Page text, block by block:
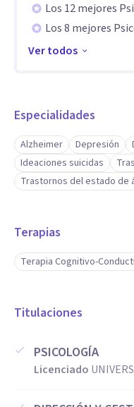
psicología evolutiva.
Y todavía sigo
diferentes enfoques
Como actitudes
activa posero una alta
verdadera pasión por la
más de 20 años de
Los 12 mejores
Los 8 mejores
Ver todos
Especialidades
Alzheimer Depresión
Ideaciones suicidas
Trastornos del estado de
Terapias
Terapia Cognitivo-
Titulaciones
PSICOLOGÍA
Licenciado